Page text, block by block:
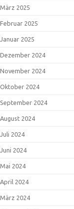
März 2025
Februar 2025
Januar 2025
Dezember 2024
November 2024
Oktober 2024
September 2024
August 2024
Juli 2024
Juni 2024
Mai 2024
April 2024
März 2024